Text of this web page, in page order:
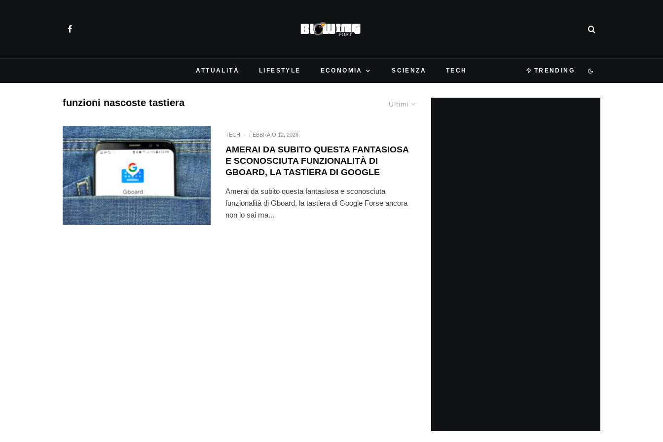
ATTUALITÀ LIFESTYLE ECONOMIA SCIENZA TECH TRENDING
Ultimi
funzioni nascoste tastiera
TECH · FEBBRAIO 12, 2026
AMERAI DA SUBITO QUESTA FANTASIOSA
E SCONOSCIUTA FUNZIONALITÀ DI
GBOARD, LA TASTIERA DI GOOGLE
Amerai da subito questa fantasiosa e sconosciuta
funzionalità di Gboard, la tastiera di Google Forse ancora
non lo sai ma...